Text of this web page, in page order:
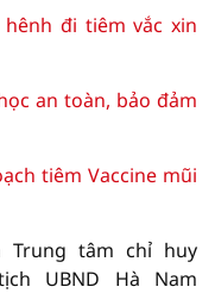
đi tiêm vắc xin
an toàn, bảo đảm
tiêm Vaccine mũi
Trung tâm chỉ huy
UBND Hà Nam